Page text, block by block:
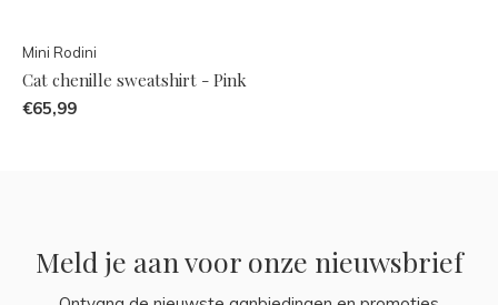
Mini Rodini
Cat chenille sweatshirt - Pink
€65,99
Meld je aan voor onze nieuwsbrief